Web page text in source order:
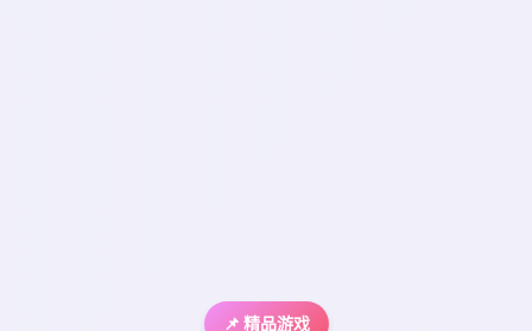
📌 精品游戏